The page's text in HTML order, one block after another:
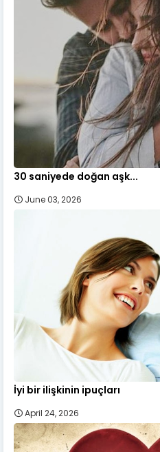
30 saniyede doğan aşk...
June 03, 2026
İyi bir ilişkinin ipuçları
April 24, 2026